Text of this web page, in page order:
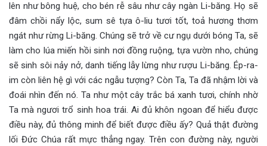
lên như bông huệ, cho bén rễ sâu như cây ngàn Li-băng. Họ sẽ
đâm chồi nẩy lộc, sum sê tựa ô-liu tươi tốt, toả hương thơm
ngát như rừng Li-băng. Chúng sẽ trở về cư ngụ dưới bóng Ta, sẽ
làm cho lúa miến hồi sinh nơi đồng ruộng, tựa vườn nho, chúng
sẽ sinh sôi nảy nở, danh tiếng lẫy lừng như rượu Li-băng. Ép-ra-
im còn liên hệ gì với các ngẫu tượng? Còn Ta, Ta đã nhậm lời và
đoái nhìn đến nó. Ta như một cây trắc bá xanh tươi, chính nhờ
Ta mà ngươi trổ sinh hoa trái. Ai đủ khôn ngoan để hiểu được
điều này, đủ thông minh để biết được điều ấy? Quả thật đường
lối Đức Chúa rất mực thẳng ngay. Trên con đường này, người